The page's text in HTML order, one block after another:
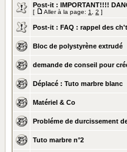
Post-it : IMPORTANT!!!!
[ Aller à la page: 1 2 ]
Post-it : FAQ : rappel des
Bloc de polystyrène extrudé
demande de conseil pour
Déplacé : Tuto marbre blanc
Matériel & Co
Probléme de durcissement
Tuto marbre n°2